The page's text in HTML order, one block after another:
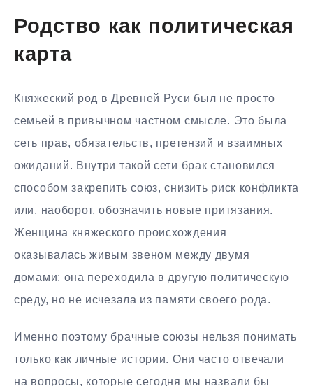
Родство как политическая
карта
Княжеский род в Древней Руси был не просто
семьей в привычном частном смысле. Это была
сеть прав, обязательств, претензий и взаимных
ожиданий. Внутри такой сети брак становился
способом закрепить союз, снизить риск конфликта
или, наоборот, обозначить новые притязания.
Женщина княжеского происхождения
оказывалась живым звеном между двумя
домами: она переходила в другую политическую
среду, но не исчезала из памяти своего рода.
Именно поэтому брачные союзы нельзя понимать
только как личные истории. Они часто отвечали
на вопросы, которые сегодня мы назвали бы